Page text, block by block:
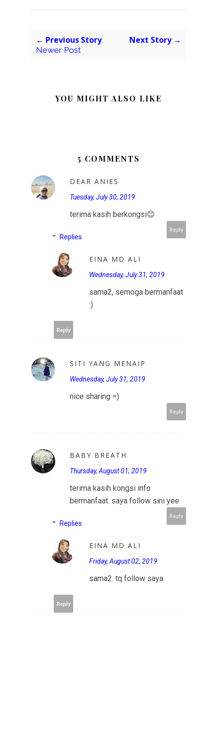
← Previous Story
Newer Post
Next Story →
YOU MIGHT ALSO LIKE
5 COMMENTS
DEAR ANIES
Tuesday, July 30, 2019
terima kasih berkongsi😊
Reply
Replies
EINA MD ALI
Wednesday, July 31, 2019
sama2, semoga bermanfaat
:)
Reply
SITI YANG MENAIP
Wednesday, July 31, 2019
nice sharing =)
Reply
BABY BREATH
Thursday, August 01, 2019
terima kasih kongsi info
bermanfaat. saya follow sini yee
Reply
Replies
EINA MD ALI
Friday, August 02, 2019
sama2. tq follow saya
Reply